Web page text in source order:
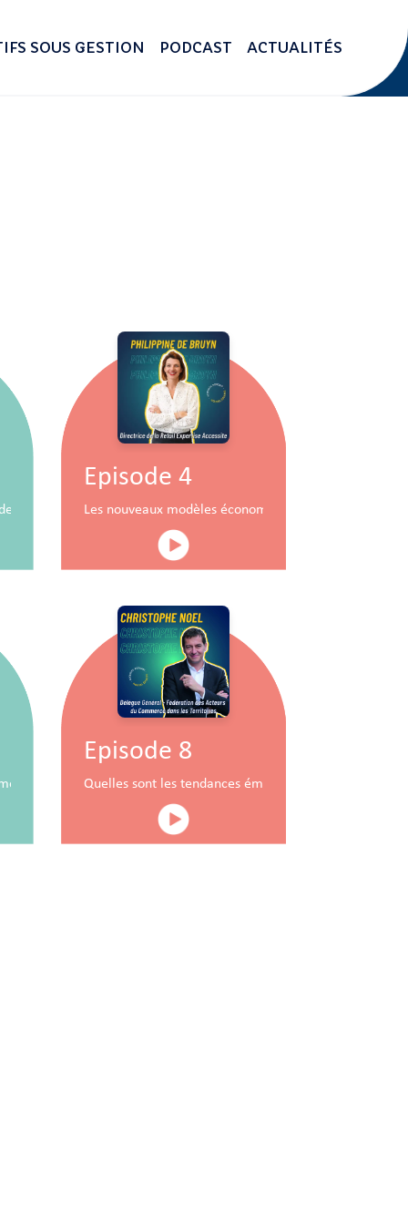
SOUS GESTION PODCAST ACTUALITÉS
commerce
Episode 4
Les nouveaux modèles économiques pour les centres
à travers la RSE
Episode 8
Quelles sont les tendances émergentes du commerce